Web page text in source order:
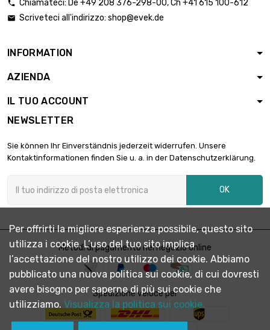
Peso : 1 000gr (1kg)
Peso : 2 000gr (2kg)
Peso : 2 500gr (2.5kg)
30,15 €
Peso : 5 000gr (5kg)
 Chiamateci: De +49 208 376-298-00, Ch +41 615 100-612
 Scriveteci all'indirizzo: shop@evek.de
INFORMATION
AZIENDA
IL TUO ACCOUNT
NEWSLETTER
Sie können Ihr Einverständnis jederzeit widerrufen. Unsere
Kontaktinformationen finden Sie u. a. in der Datenschutzerklärung.
OK
Metodi di pagamento nel negozio online
Spedizione veloce per
Per offrirti la migliore esperienza possibile, questo sito
utilizza i cookie. L’uso del tuo sito implica
l’accettazione del nostro utilizzo dei cookie. Abbiamo
pubblicato una nuova politica sui cookie, di cui dovresti
avere bisogno per saperne di più sui cookie che
utilizziamo. Visualizza la politica sui cookie.